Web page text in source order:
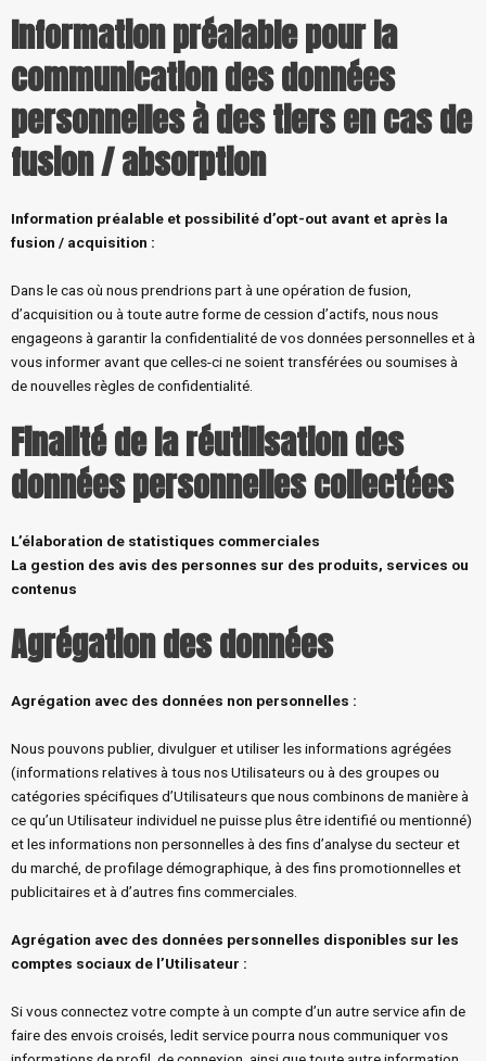
Information préalable pour la
communication des données
personnelles à des tiers en cas de
fusion / absorption
Information préalable et possibilité d’opt-out avant et après la
fusion / acquisition :
Dans le cas où nous prendrions part à une opération de fusion,
d’acquisition ou à toute autre forme de cession d’actifs, nous nous
engageons à garantir la confidentialité de vos données personnelles et à
vous informer avant que celles-ci ne soient transférées ou soumises à
de nouvelles règles de confidentialité.
Finalité de la réutilisation des
données personnelles collectées
L’élaboration de statistiques commerciales
La gestion des avis des personnes sur des produits, services ou
contenus
Agrégation des données
Agrégation avec des données non personnelles :
Nous pouvons publier, divulguer et utiliser les informations agrégées
(informations relatives à tous nos Utilisateurs ou à des groupes ou
catégories spécifiques d’Utilisateurs que nous combinons de manière à
ce qu’un Utilisateur individuel ne puisse plus être identifié ou mentionné)
et les informations non personnelles à des fins d’analyse du secteur et
du marché, de profilage démographique, à des fins promotionnelles et
publicitaires et à d’autres fins commerciales.
Agrégation avec des données personnelles disponibles sur les
comptes sociaux de l’Utilisateur :
Si vous connectez votre compte à un compte d’un autre service afin de
faire des envois croisés, ledit service pourra nous communiquer vos